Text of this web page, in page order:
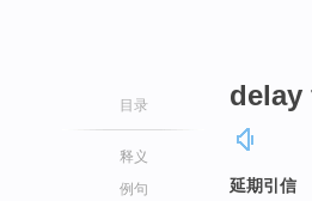
目录
释义
例句
delay
延期引信